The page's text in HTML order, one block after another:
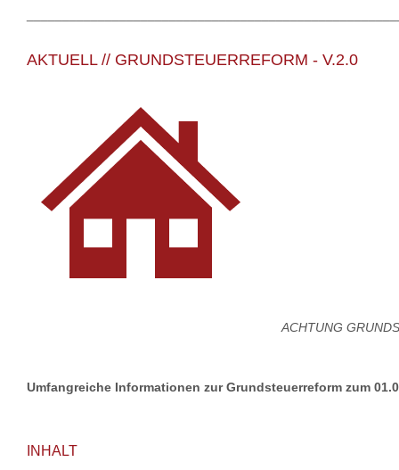
AKTUELL // GRUNDSTEUERREFORM - V.2.0
ACHTUNG
Umfangreiche Informationen zur Grundsteuerreform zum
INHALT